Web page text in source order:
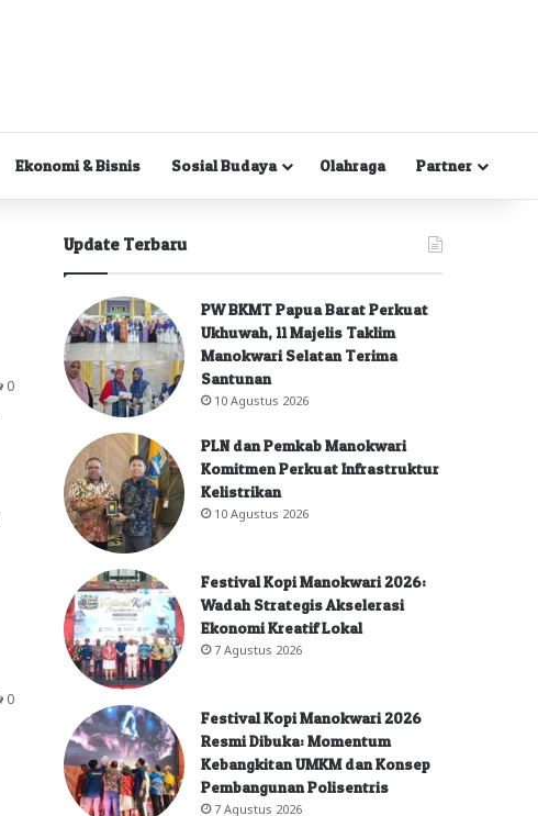
Ekonomi & Bisnis Sosial Budaya Olahraga Partner
0
0
Update Terbaru
PW BKMT Papua Barat Perkuat
Ukhuwah, 11 Majelis Taklim
Manokwari Selatan Terima
Santunan
10 Agustus 2026
PLN dan Pemkab Manokwari
Komitmen Perkuat Infrastruktur
Kelistrikan
10 Agustus 2026
Festival Kopi Manokwari 2026:
Wadah Strategis Akselerasi
Ekonomi Kreatif Lokal
7 Agustus 2026
Festival Kopi Manokwari 2026
Resmi Dibuka: Momentum
Kebangkitan UMKM dan Konsep
Pembangunan Polisentris
7 Agustus 2026